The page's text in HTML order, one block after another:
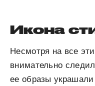
Икона
Несмотря на все
внимательно
ее образы